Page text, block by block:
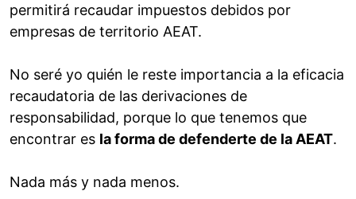
permitirá recaudar impuestos debidos por
empresas de territorio AEAT.
No seré yo quién le reste importancia a la eficacia
recaudatoria de las derivaciones de
responsabilidad, porque lo que tenemos que
encontrar es la forma de defenderte de la AEAT.
Nada más y nada menos.